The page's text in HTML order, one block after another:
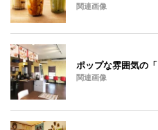
関連画像
ポップな雰囲気の
関連画像